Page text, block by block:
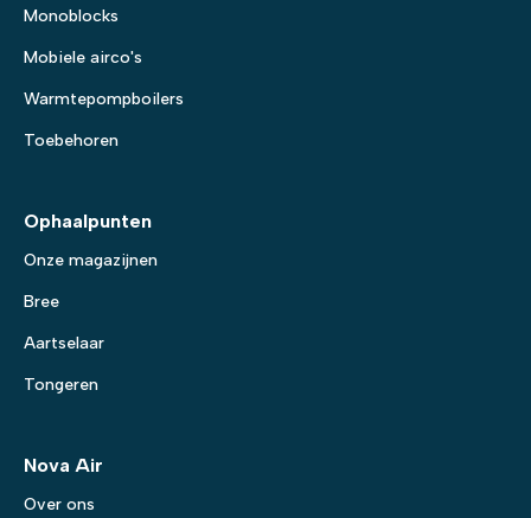
Monoblocks
Mobiele airco's
Warmtepompboilers
Toebehoren
Ophaalpunten
Onze magazijnen
Bree
Aartselaar
Tongeren
Nova Air
Over ons